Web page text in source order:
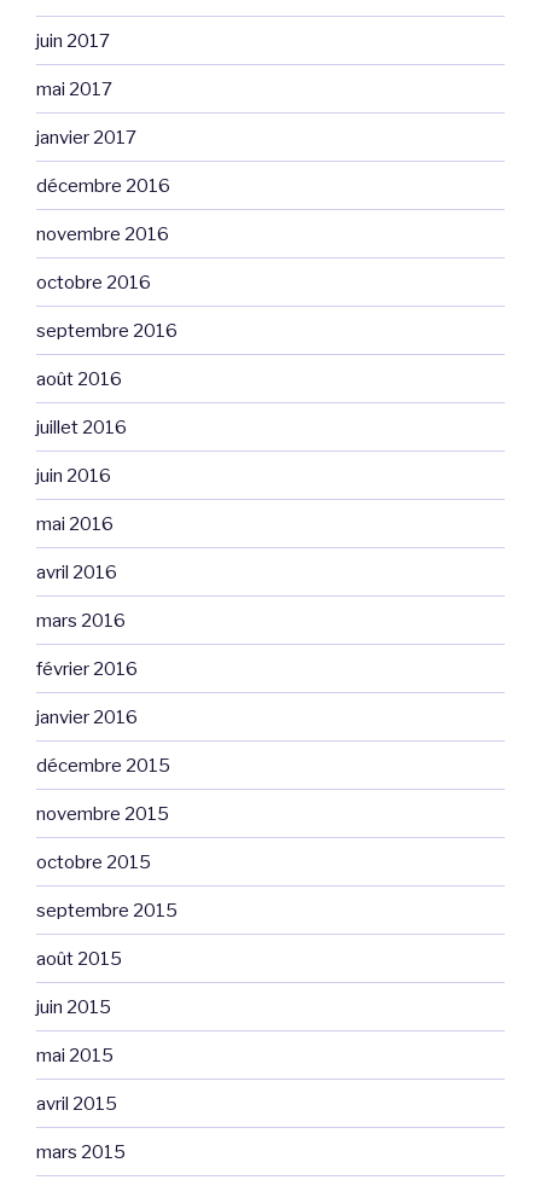
juin 2017
mai 2017
janvier 2017
décembre 2016
novembre 2016
octobre 2016
septembre 2016
août 2016
juillet 2016
juin 2016
mai 2016
avril 2016
mars 2016
février 2016
janvier 2016
décembre 2015
novembre 2015
octobre 2015
septembre 2015
août 2015
juin 2015
mai 2015
avril 2015
mars 2015